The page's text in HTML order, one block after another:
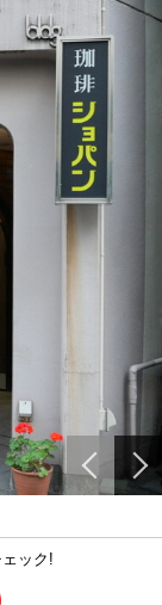
ック!